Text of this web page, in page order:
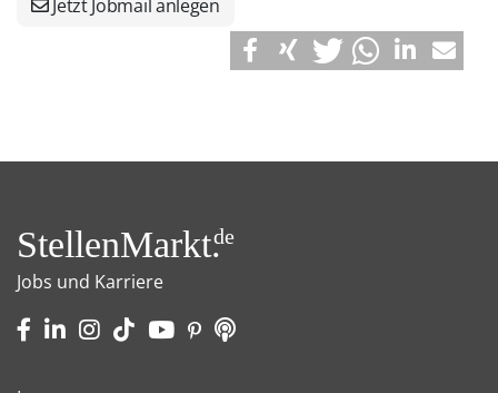
Jetzt Jobmail anlegen
StellenMarkt.de
Jobs und Karriere